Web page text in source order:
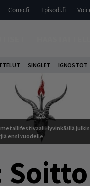
Como.fi Episodi.fi
SINGLET IGNOSTOT
Hyvinkäällä
ensi vuodelle